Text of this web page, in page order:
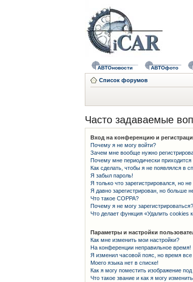
АВТОновости АВТОфото
Список форумов
Часто задаваемые
Вход на конференцию и
Почему я не могу войти?
Зачем мне вообще нужно
Почему мне периодически
Как сделать, чтобы я не появлялся в
Я забыл пароль!
Я только что зарегистрировался, но не
Я давно зарегистрирован, но больше
Что такое COPPA?
Почему я не могу зарегистрироваться?
Что делает функция «Удалить cookies
Параметры и настройки
Как мне изменить мои настройки?
На конференции неправильное время!
Я изменил часовой пояс, но время все
Моего языка нет в списке!
Как я могу поместить изображение
Что такое звание и как я могу